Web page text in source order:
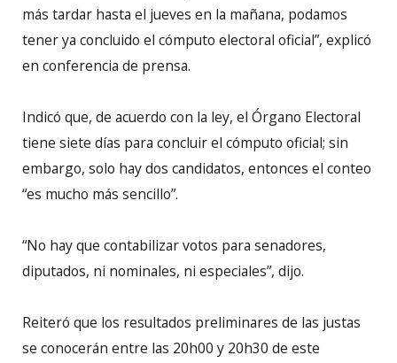
más tardar hasta el jueves en la mañana, podamos
tener ya concluido el cómputo electoral oficial”, explicó
en conferencia de prensa.
Indicó que, de acuerdo con la ley, el Órgano Electoral
tiene siete días para concluir el cómputo oficial; sin
embargo, solo hay dos candidatos, entonces el conteo
“es mucho más sencillo”.
“No hay que contabilizar votos para senadores,
diputados, ni nominales, ni especiales”, dijo.
Reiteró que los resultados preliminares de las justas
se conocerán entre las 20h00 y 20h30 de este